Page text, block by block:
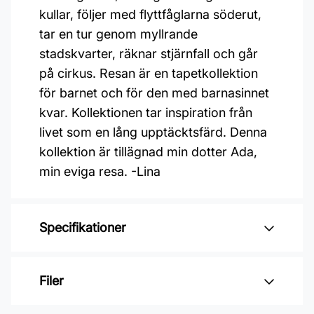
kullar, följer med flyttfåglarna söderut,
tar en tur genom myllrande
stadskvarter, räknar stjärnfall och går
på cirkus. Resan är en tapetkollektion
för barnet och för den med barnasinnet
kvar. Kollektionen tar inspiration från
livet som en lång upptäcktsfärd. Denna
kollektion är tillägnad min dotter Ada,
min eviga resa. -Lina
Specifikationer
Varumärke: Midbec Tapeter
Filer